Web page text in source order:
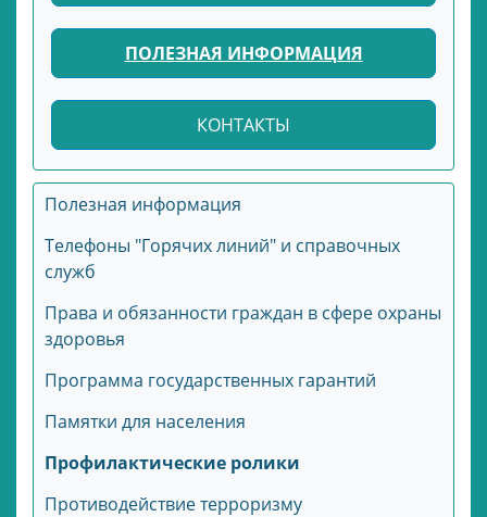
ПОЛЕЗНАЯ ИНФОРМАЦИЯ
КОНТАКТЫ
Полезная информация
Телефоны "Горячих линий" и справочных
служб
Права и обязанности граждан в сфере охраны
здоровья
Программа государственных гарантий
Памятки для населения
Профилактические ролики
Противодействие терроризму